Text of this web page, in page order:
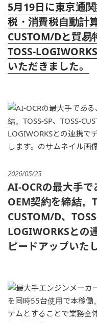
5月19日に東京通
税・消費税自動計
CUSTOM/Dと貿易
TOSS-
いただきました。
2026/05/25
AI-OCRの最大手
OEM契約を締結。
CUSTOM/D、
LOGIWORKSとの
ピードアップいた